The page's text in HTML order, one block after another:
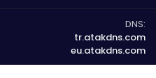
DNS:
tr.atakdns.com
eu.atakdns.com